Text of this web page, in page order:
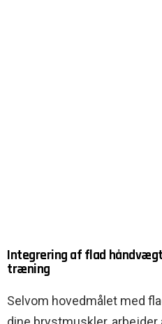
Integrering af flad
træning
Selvom hovedmålet med